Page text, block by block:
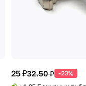
25 ₽32.50 ₽ -23%